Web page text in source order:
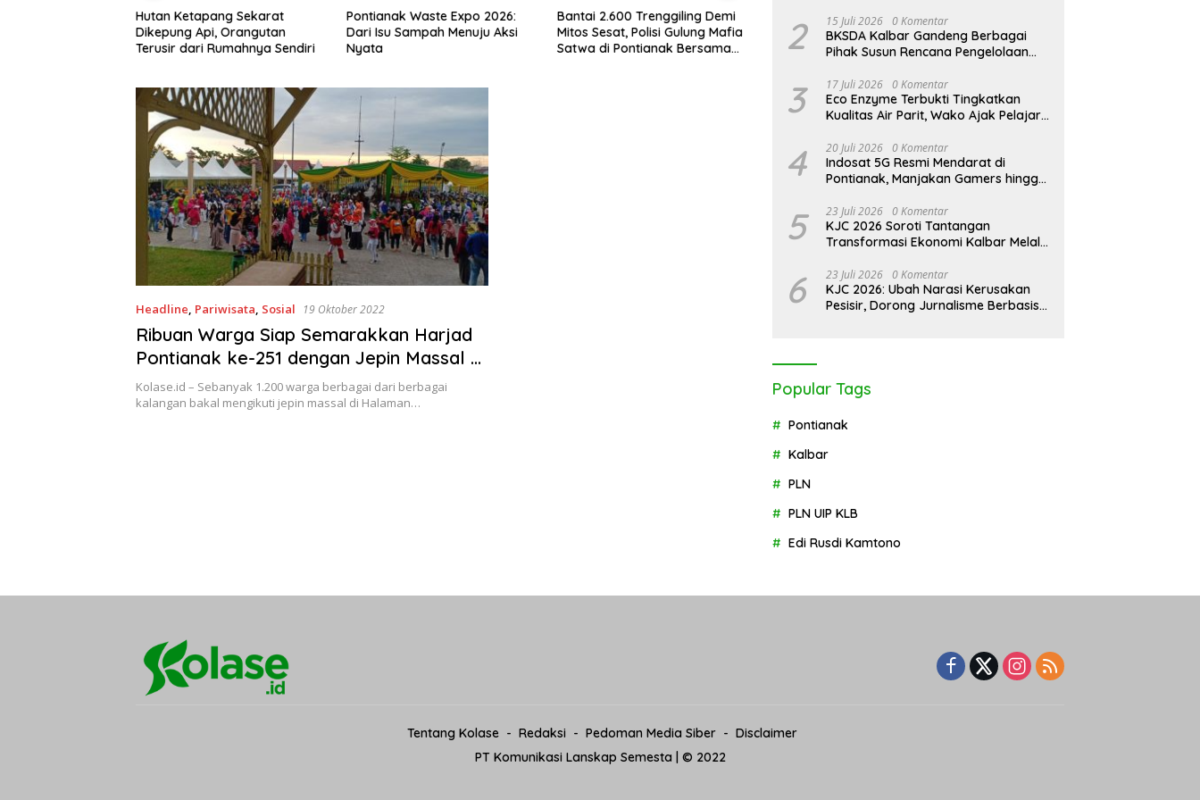
Hutan Ketapang Sekarat
Dikepung Api, Orangutan
Terusir dari Rumahnya Sendiri
Pontianak Waste Expo 2026:
Dari Isu Sampah Menuju Aksi
Nyata
Bantai 2.600 Trenggiling Demi
Mitos Sesat, Polisi Gulung Mafia
Satwa di Pontianak Bersama
PUPR Kapuas Hulu Evaluasi Izin
PT Equator Sumber Rezeki
Perkebunan Sawit Bersertifikat
Global
Headline, Pariwisata, Sosial 19 Oktober 2022
Ribuan Warga Siap Semarakkan Harjad
Pontianak ke-251 dengan Jepin Massal di
Halaman Istana Kadriah
Kolase.id – Sebanyak 1.200 warga berbagai dari berbagai
kalangan bakal mengikuti jepin massal di Halaman…
2 15 Juli 2026 0 Komentar
BKSDA Kalbar Gandeng Berbagai
Pihak Susun Rencana Pengelolaan
Karimata 2027-2036
3 17 Juli 2026 0 Komentar
Eco Enzyme Terbukti Tingkatkan
Kualitas Air Parit, Wako Ajak Pelajar
4 20 Juli 2026 0 Komentar
Indosat 5G Resmi Mendarat di
Pontianak, Manjakan Gamers hingga
5 23 Juli 2026 0 Komentar
KJC 2026 Soroti Tantangan
Transformasi Ekonomi Kalbar Melalui
6 23 Juli 2026 0 Komentar
KJC 2026: Ubah Narasi Kerusakan
Pesisir, Dorong Jurnalisme Berbasis
Popular Tags
Pontianak
Kalbar
PLN
PLN UIP KLB
Edi Rusdi Kamtono
Tentang Kolase Redaksi Pedoman Media Siber
Disclaimer
PT Komunikasi Lanskap Semesta | © 2022